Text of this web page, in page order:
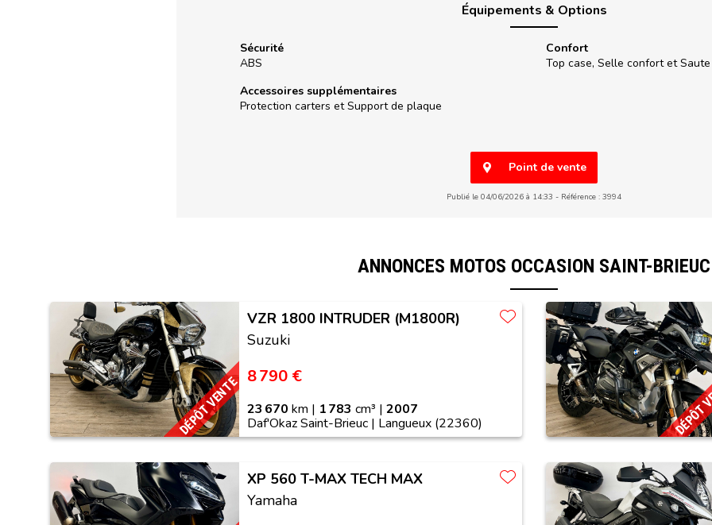
Équipements & Options
Sécurité
ABS
Confort
Top case, Selle confort et
Accessoires supplémentaires
Protection carters et Support de plaque
Point de vente
Publié le 04/06/2026 à 14:33 Référence : 3994
ANNONCES MOTOS OCCASION SAINT-BRIEUC
DÉPÔT VENTE
VZR 1800 INTRUDER (M1800R)
Suzuki
8 790 €
23 670 km | 1 783 cm³ | 2007
Daf'Okaz Saint-Brieuc | Langueux (22360)
XP 560 T-MAX TECH MAX
Yamaha